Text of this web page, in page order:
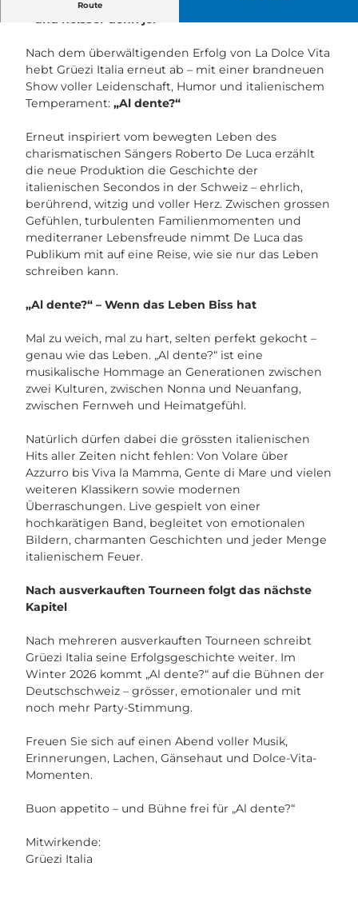
Route
– und heisser denn je!
Nach dem überwältigenden Erfolg von La Dolce Vita
hebt Grüezi Italia erneut ab – mit einer brandneuen
Show voller Leidenschaft, Humor und italienischem
Temperament: „Al dente?“
Erneut inspiriert vom bewegten Leben des
charismatischen Sängers Roberto De Luca erzählt
die neue Produktion die Geschichte der
italienischen Secondos in der Schweiz – ehrlich,
berührend, witzig und voller Herz. Zwischen grossen
Gefühlen, turbulenten Familienmomenten und
mediterraner Lebensfreude nimmt De Luca das
Publikum mit auf eine Reise, wie sie nur das Leben
schreiben kann.
„Al dente?“ – Wenn das Leben Biss hat
Mal zu weich, mal zu hart, selten perfekt gekocht –
genau wie das Leben. „Al dente?“ ist eine
musikalische Hommage an Generationen zwischen
zwei Kulturen, zwischen Nonna und Neuanfang,
zwischen Fernweh und Heimatgefühl.
Natürlich dürfen dabei die grössten italienischen
Hits aller Zeiten nicht fehlen: Von Volare über
Azzurro bis Viva la Mamma, Gente di Mare und vielen
weiteren Klassikern sowie modernen
Überraschungen. Live gespielt von einer
hochkarätigen Band, begleitet von emotionalen
Bildern, charmanten Geschichten und jeder Menge
italienischem Feuer.
Nach ausverkauften Tourneen folgt das nächste
Kapitel
Nach mehreren ausverkauften Tourneen schreibt
Grüezi Italia seine Erfolgsgeschichte weiter. Im
Winter 2026 kommt „Al dente?“ auf die Bühnen der
Deutschschweiz – grösser, emotionaler und mit
noch mehr Party-Stimmung.
Freuen Sie sich auf einen Abend voller Musik,
Erinnerungen, Lachen, Gänsehaut und Dolce-Vita-
Momenten.
Buon appetito – und Bühne frei für „Al dente?“
Mitwirkende:
Grüezi Italia